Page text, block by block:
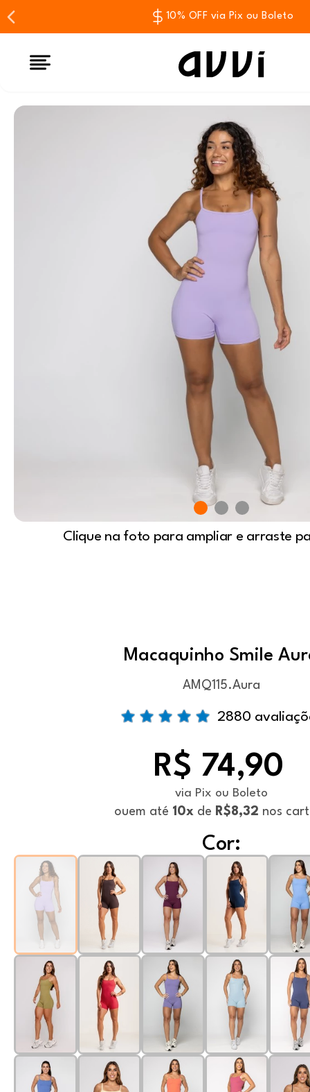
10% OFF via Pix ou Boleto
Clique na foto para ampliar e arraste
Macaquinho Smile
AMQ115.Aura
2880
R$ 74,90
via Pix ou Boleto
ouem até 10xde R$8,32 nos
Cor: